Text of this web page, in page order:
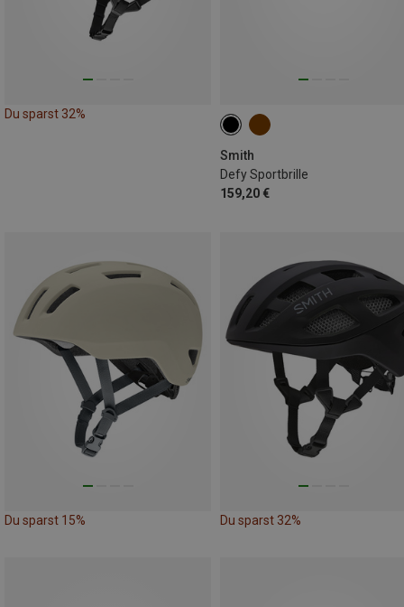
Du sparst 32%
Smith
Defy Sportbrille
159,20 €
Du sparst 15% Du sparst 32%